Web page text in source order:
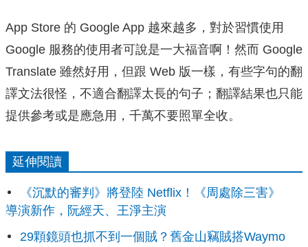
App Store 的 Google App 越來越多，對於習慣使用
Google 服務的使用者可說是一大福音啊！然而 Google
Translate 雖然好用，但跟 Web 版一樣，有些字句的翻
譯文法很怪，不適合翻譯太長的句子；翻譯結果也只能
提供參考或是應急用，千萬不要照單全收。
延伸閱讀
《沉默的審判》將登陸 Netflix！《周處除三害》
導演新作，阮經天、王淨主演
29顆鏡頭也抓不到一個賊？舊金山竊賊搭Waymo